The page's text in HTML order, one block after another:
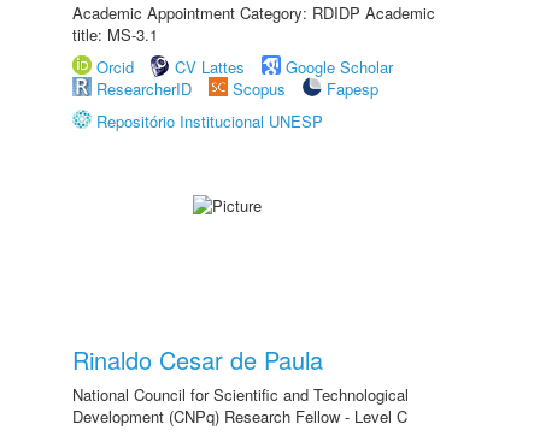
Academic Appointment Category: RDIDP Academic
title: MS-3.1
Orcid
CV Lattes
Google Scholar
ResearcherID
Scopus
Fapesp
Repositório Institucional UNESP
Rinaldo Cesar de Paula
National Council for Scientific and Technological
Development (CNPq) Research Fellow - Level C